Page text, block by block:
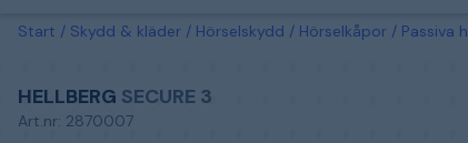
Start Skydd & kläder Hörselskydd Hörselkåpor Passiva
HELLBERG SECURE 3
Art.nr: 2870007